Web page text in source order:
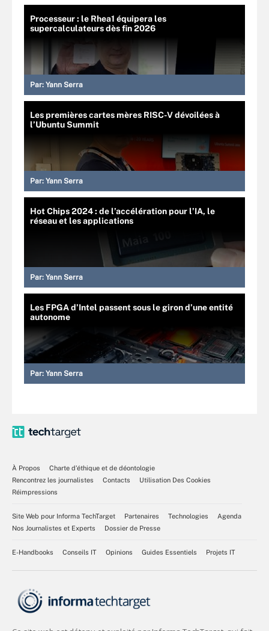
Processeur : le Rhea1 équipera les
supercalculateurs dès fin 2026
Par: Yann Serra
Les premières cartes mères RISC-V dévoilées à
l’Ubuntu Summit
Par: Yann Serra
Hot Chips 2024 : de l’accélération pour l’IA, le
réseau et les applications
Par: Yann Serra
Les FPGA d’Intel passent sous le giron d’une entité
autonome
Par: Yann Serra
À Propos
Charte d’éthique et de déontologie
Rencontrez les journalistes
Contacts
Utilisation Des Cookies
Réimpressions
Site Web pour Informa TechTarget Partenaires Technologies
Agenda
Nos Journalistes et Experts
Dossier de Presse
E-Handbooks Conseils IT Opinions Guides Essentiels Projets IT